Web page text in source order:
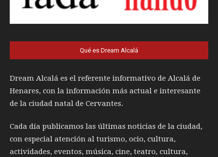
Qué es Dream Alcalá
Dream Alcalá es el referente informativo de Alcalá de
Henares, con la información más actual e interesante
de la ciudad natal de Cervantes.
Cada día publicamos las últimas noticias de la ciudad,
con especial atención al turismo, ocio, cultura,
actividades, eventos, música, cine, teatro, cultura,